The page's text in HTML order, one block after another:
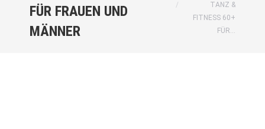
FÜR FRAUEN UND
MÄNNER
TANZ &
FITNESS 60+
FÜR…